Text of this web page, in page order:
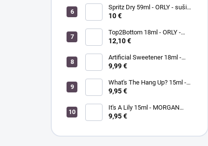
Spritz Dry 59ml - ORLY - sušič
laku na nechty
10 €
Top2Bottom 18ml - ORLY -
podkladový a vrchný lak na
12,10 €
Artificial Sweetener 18ml -
ORLY lak na nechty
9,99 €
What's The Hang Up? 15ml -
MORGANTAYLOR - lak na
9,95 €
It's A Lily 15ml - MORGAN
TAYLOR - lak na nechty
9,95 €